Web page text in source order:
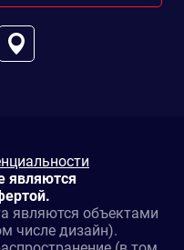
являются
являются объектами
числе дизайн).